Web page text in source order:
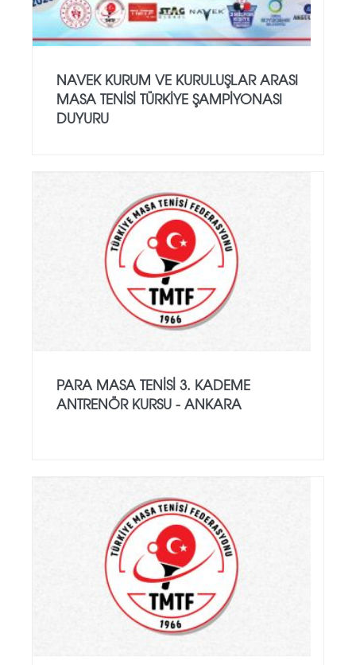
NAVEK KURUM VE KURULUŞLAR ARASI
MASA TENISI TÜRKIYE ŞAMPIYONASI
DUYURU
PARA MASA TENISI 3. KADEME
ANTRENÖR KURSU - ANKARA